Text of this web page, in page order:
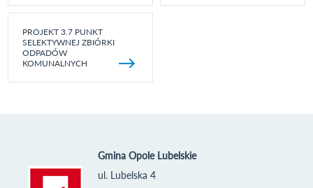
PROJEKT 3.7 PUNKT
SELEKTYWNEJ ZBIÓRKI
ODPADÓW
KOMUNALNYCH
Gmina Opole Lubelskie
ul. Lubelska 4